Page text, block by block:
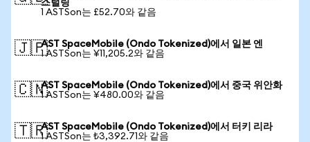
스털링
1 ASTSon는 £52.70와 같음
🇯🇵AST SpaceMobile (Ondo Tokenized)에서 일본 엔
1 ASTSon는 ¥11,205.2와 같음
🇨🇳AST SpaceMobile (Ondo Tokenized)에서 중국 위안화
1 ASTSon는 ¥480.00와 같음
🇹🇷AST SpaceMobile (Ondo Tokenized)에서 터키 리라
1 ASTSon는 ₺3,392.71와 같음